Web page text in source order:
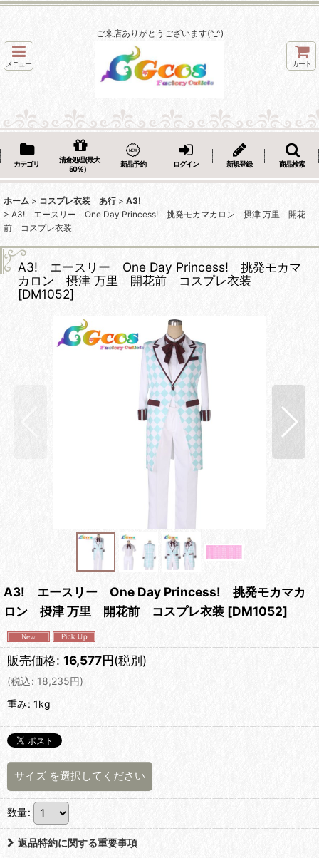
ご来店ありがとうございます(^_^)
メニュー カート
カテゴリ
清倉処理(最大
50％）
新品予約 ログイン 新規登録 商品検索
ホーム > コスプレ衣装 あ行 > A3!
> A3! エースリー One Day Princess! 挑発モカマカロン 摂津 万里 開花
前 コスプレ衣装
A3! エースリー One Day Princess! 挑発モカマ
カロン 摂津 万里 開花前 コスプレ衣装
[DM1052]
A3! エースリー One Day Princess! 挑発モカマカ
ロン 摂津 万里 開花前 コスプレ衣装 [DM1052]
販売価格: 16,577円(税別)
(税込: 18,235円)
重み: 1kg
サイズ を選択してください
数量:
返品特約に関する重要事項